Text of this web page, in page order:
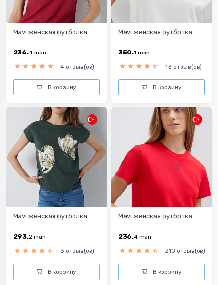
Mavi женская футболка
236.4 man
4 отзыв(ов)
В корзину
Mavi женская футболка
350.1 man
13 отзыв(ов)
В корзину
Mavi женская футболка
293.2 man
3 отзыв(ов)
В корзину
Mavi женская футболка
236.4 man
210 отзыв(ов)
В корзину